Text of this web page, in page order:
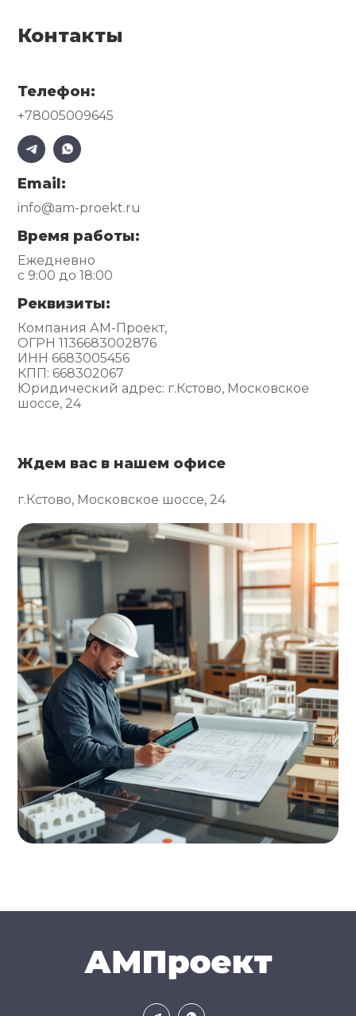
Контакты
Телефон:
+78005009645
Email:
info@am-proekt.ru
Время работы:
Ежедневно
с 9:00 до 18:00
Реквизиты:
Компания АМ-Проект,
ОГРН 1136683002876
ИНН 6683005456
КПП: 668302067
Юридический адрес: г.Кстово, Московское
шоссе, 24
Ждем вас в нашем офисе
г.Кстово, Московское шоссе, 24